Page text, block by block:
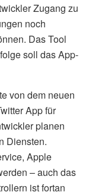
Zugang zu
noch
Das Tool
soll das App-
von dem neuen
App für
planen
Diensten.
Apple
– auch das
ist fortan